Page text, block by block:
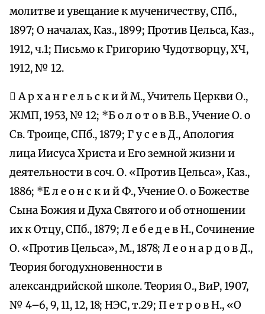
молитве и увещание к мученичеству, СПб.,
1897; О началах, Каз., 1899; Против Цельса, Каз.,
1912, ч.1; Письмо к Григорию Чудотворцу, ХЧ,
1912, № 12.
 А р х а н г е л ь с к и й М., Учитель Церкви О.,
ЖМП, 1953, № 12; *Б о л о т о в В.В., Учение О. о
Св. Троице, СПб., 1879; Г у с е в Д., Апология
лица Иисуса Христа и Его земной жизни и
деятельности в соч. О. «Против Цельса», Каз.,
1886; *Е л е о н с к и й Ф., Учение О. о Божестве
Сына Божия и Духа Святого и об отношении
их к Отцу, СПб., 1879; Л е б е д е в Н., Сочинение
О. «Против Цельса», М., 1878; Л е о н а р д о в Д.,
Теория богодухновенности в
александрийской школе. Теория О., ВиР, 1907,
№ 4–6, 9, 11, 12, 18; НЭС, т.29; П е т р о в Н., «О